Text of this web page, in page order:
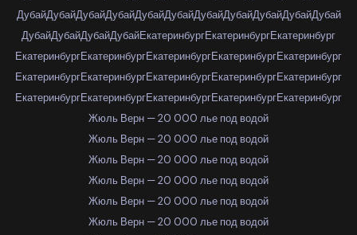
ДубайДубайДубайДубайДубайДубайДубайДубайДубайДубайДубай
ДубайДубайДубайДубайЕкатеринбургЕкатеринбургЕкатеринбург
ЕкатеринбургЕкатеринбургЕкатеринбургЕкатеринбургЕкатеринбург
ЕкатеринбургЕкатеринбургЕкатеринбургЕкатеринбургЕкатеринбург
ЕкатеринбургЕкатеринбургЕкатеринбургЕкатеринбургЕкатеринбург
Жюль Верн — 20 000 лье под водой
Жюль Верн — 20 000 лье под водой
Жюль Верн — 20 000 лье под водой
Жюль Верн — 20 000 лье под водой
Жюль Верн — 20 000 лье под водой
Жюль Верн — 20 000 лье под водой